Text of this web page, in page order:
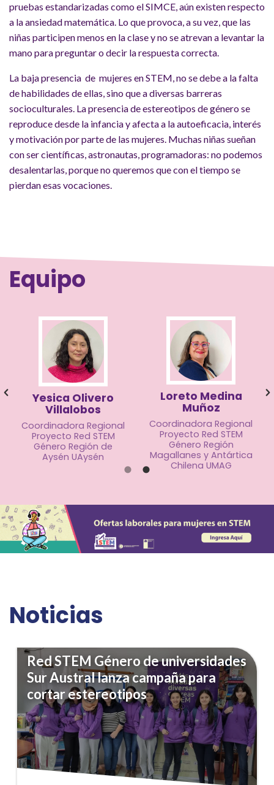
pruebas estandarizadas como el SIMCE, aún existen respecto
a la ansiedad matemática. Lo que provoca, a su vez, que las
niñas participen menos en la clase y no se atrevan a levantar la
mano para preguntar o decir la respuesta correcta.
La baja presencia de mujeres en STEM, no se debe a la falta
de habilidades de ellas, sino que a diversas barreras
socioculturales. La presencia de estereotipos de género se
reproduce desde la infancia y afecta a la autoeficacia, interés
y motivación por parte de las mujeres. Muchas niñas sueñan
con ser científicas, astronautas, programadoras: no podemos
desalentarlas, porque no queremos que con el tiempo se
pierdan esas vocaciones.
Equipo
Yesica Olivero
Villalobos
Coordinadora Regional
Proyecto Red STEM
Género Región de
Aysén UAysén
Loreto Medina
Muñoz
Coordinadora Regional
Proyecto Red STEM
Género Región
Magallanes y Antártica
Chilena UMAG
Noticias
Red STEM Género de universidades
Sur Austral lanza campaña para
cortar estereotipos